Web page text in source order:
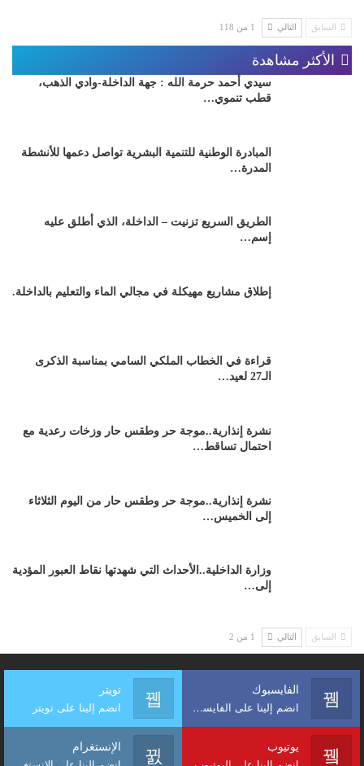
السابق التالي 1 من 118
الأكثر مشاهدة
سيدي أحمد حرمة الله : جهة الداخلة-وادي الذهب،
قطب تنموي…
المبادرة الوطنية للتنمية البشرية تواصل دعمها للأنشطة
المدرة…
الطريق السريع تزنيت – الداخلة، الذي أطلق عليه
إسم…
إطلاق مشاريع مهيكلة في مجالي الماء والتعليم بالداخلة.
قراءة في الخطاب الملكي السامي بمناسبة الذكرى
الـ27 لعيد…
نشرة إنذارية..موجة حر وطقس حار وزخات رعدية مع
احتمال تساقط…
نشرة إنذارية..موجة حر وطقس حار من اليوم الثلاثاء
إلى الخميس…
وزارة الداخلية..الأحداث التي شهدتها نقاط العبور المؤدية
إلى…
السابق التالي 1 من 2
الفايسبوك
انضم إلينا على الفايسبوك
تويتر
انضم إلينا على تويتر
يوتيوب الإنستغرام